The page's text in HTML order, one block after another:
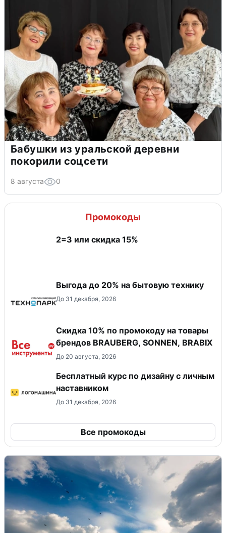
Бабушки из уральской деревни
покорили соцсети
8 августа 0
Промокоды
2=3 или скидка 15%
Выгода до 20% на бытовую технику
До 31 декабря, 2026
Скидка 10% по промокоду на товары
брендов BRAUBERG, SONNEN, BRABIX
До 20 августа, 2026
Бесплатный курс по дизайну с личным
наставником
До 31 декабря, 2026
Все промокоды